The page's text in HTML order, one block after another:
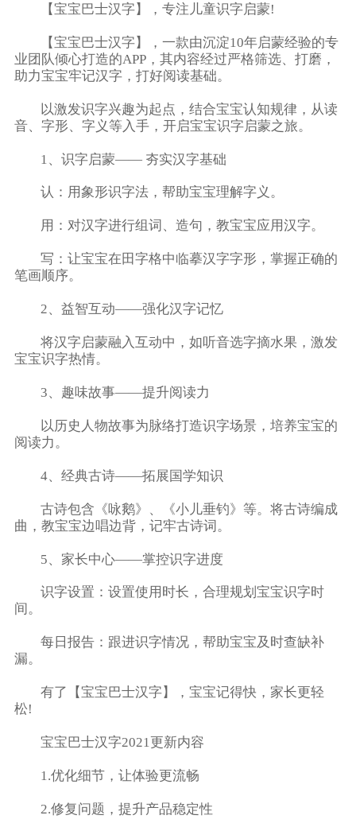
【宝宝巴士汉字】，专注儿童识字启蒙!
【宝宝巴士汉字】，一款由沉淀10年启蒙经验的专
业团队倾心打造的APP，其内容经过严格筛选、打磨，
助力宝宝牢记汉字，打好阅读基础。
以激发识字兴趣为起点，结合宝宝认知规律，从读
音、字形、字义等入手，开启宝宝识字启蒙之旅。
1、识字启蒙—— 夯实汉字基础
认：用象形识字法，帮助宝宝理解字义。
用：对汉字进行组词、造句，教宝宝应用汉字。
写：让宝宝在田字格中临摹汉字字形，掌握正确的
笔画顺序。
2、益智互动——强化汉字记忆
将汉字启蒙融入互动中，如听音选字摘水果，激发
宝宝识字热情。
3、趣味故事——提升阅读力
以历史人物故事为脉络打造识字场景，培养宝宝的
阅读力。
4、经典古诗——拓展国学知识
古诗包含《咏鹅》、《小儿垂钓》等。将古诗编成
曲，教宝宝边唱边背，记牢古诗词。
5、家长中心——掌控识字进度
识字设置：设置使用时长，合理规划宝宝识字时
间。
每日报告：跟进识字情况，帮助宝宝及时查缺补
漏。
有了【宝宝巴士汉字】，宝宝记得快，家长更轻
松!
宝宝巴士汉字2021更新内容
1.优化细节，让体验更流畅
2.修复问题，提升产品稳定性